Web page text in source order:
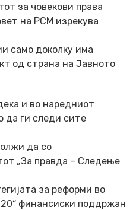
за човекови права
на РСМ изрекува
само доколку има
од страна на Јавното
и во наредниот
да ги следи сите
да со
„За правда – Следење
за реформи во
финансиски поддржан